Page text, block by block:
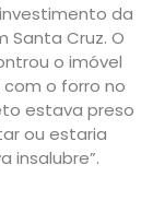
da
Santa Cruz. O
o imóvel
com o forro no
estava preso
ou estaria
insalubre”.